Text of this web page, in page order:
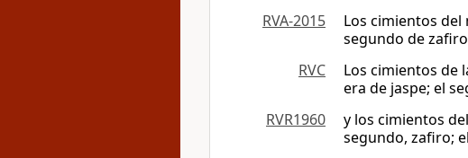
RVA-2015
Los cimientos
segundo de
RVC
Los cimientos de
era de jaspe; el
RVR1960
y los cimientos
segundo, zafiro;